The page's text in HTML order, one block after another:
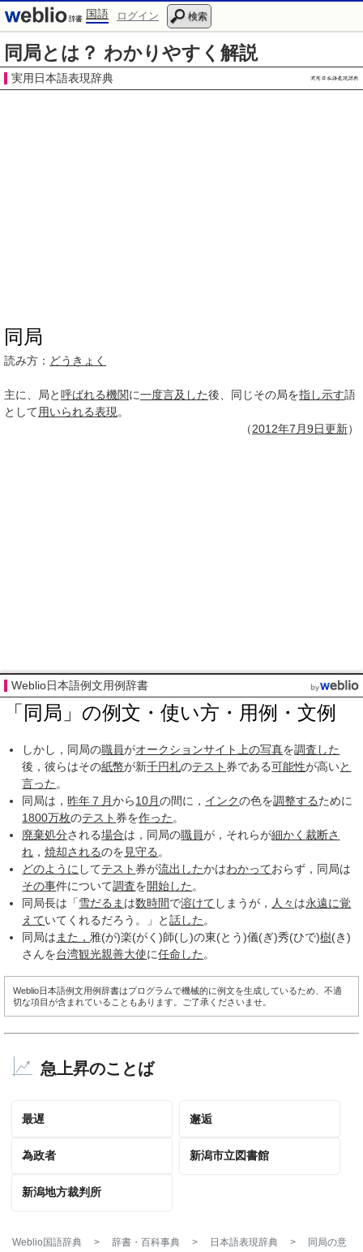
国語 ログイン 検索
同局とは？ わかりやすく解説
実用日本語表現辞典
同局
読み方： どうきょく
主に、局と呼ばれる機関に一度言及した後、同じその局を指し示す語
として用いられる表現 。
（2012年7月9日更新）
Weblio日本語例文用例辞書
「同局」の例文・使い方・用例・文例
しかし，同局の職員がオークションサイト 上の写真を調査した
後，彼らはその紙幣が新千円札のテスト 券である可能性が高いと
言った 。
同局は，昨年 ７月から10月の間に， インクの色を調整するために
1800万枚のテスト 券を作った 。
廃棄処分される場合は，同局の職員が，それらが細かく裁断さ
れ ，焼却されるのを 見守る 。
どのように してテスト 券が流出したかはわかっておらず，同局は
その事件について調査を開始した 。
同局長は「雪だるま は数時間で溶けて しまうが， 人々 は永遠に覚
えていてくれるだろう。」と話した 。
同局は また， 雅(が)楽(がく)師(し)の東(とう)儀(ぎ)秀(ひで)樹(き)
さんを台湾観光親善大使に任命した 。
Weblio日本語例文用例辞書はプログラムで機械的に例文を生成しているため、不適
切な項目が含まれていることもあります。ご了承くださいませ。
急上昇のことば
最遅 邂逅
為政者 新潟市立図書館
新潟地方裁判所
Weblio国語辞典 > 辞書・百科事典 > 日本語表現辞典 > 同局の意